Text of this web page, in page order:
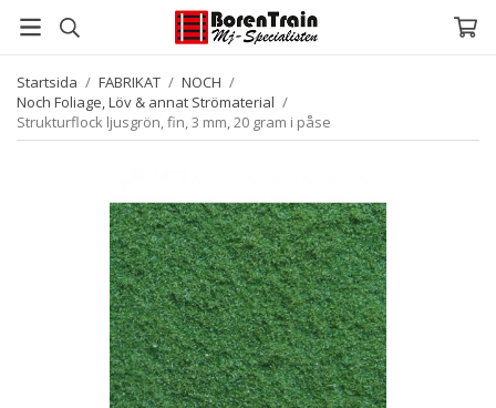
Startsida / FABRIKAT / NOCH /
Noch Foliage, Löv & annat Strömaterial /
Strukturflock ljusgrön, fin, 3 mm, 20 gram i påse